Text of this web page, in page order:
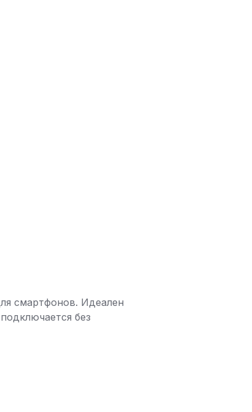
смартфонов. Идеален
без